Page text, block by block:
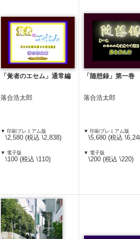
「覚者のエセム」通常編
落合浩太郎
▼ 印刷プレミアム版
\2,580 (税込 \2,838)
▼ 電子版
\100 (税込 \110)
「随想録」第一巻
落合浩太郎
▼ 印刷プレミアム版
\5,680 (税込
▼ 電子版
\200 (税込 \220)